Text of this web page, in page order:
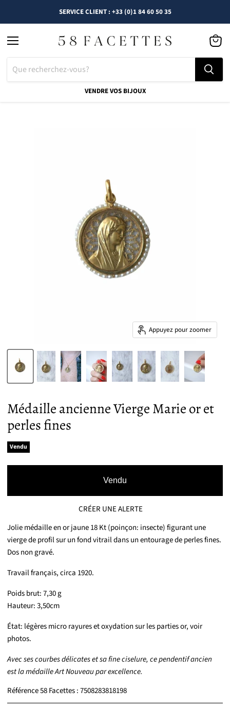
SERVICE CLIENT : +33 (0)1 84 60 50 35
VENDRE VOS BIJOUX
le
panier
Appuyez pour zoomer
Médaille ancienne Vierge Marie or et
perles fines
Vendu
Vendu
CRÉER UNE ALERTE
Jolie médaille en or jaune 18 Kt (poinçon: insecte) figurant une
vierge de profil sur un fond vitrail dans un entourage de perles fines.
Dos non gravé.
Travail français, circa 1920.
Poids brut: 7,30 g
Hauteur: 3,50cm
État: légères micro rayures et oxydation sur les parties or, voir
photos.
Avec ses courbes délicates et sa fine ciselure, ce pendentif ancien
est la médaille Art Nouveau par excellence.
Référence 58 Facettes : 7508283818198